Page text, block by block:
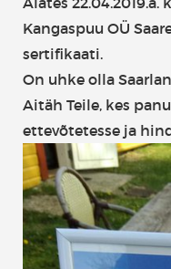
Kangaspuu OÜ
sertifikaati.
On uhke olla
Aitäh Teile, kes
ettevõtetesse ja